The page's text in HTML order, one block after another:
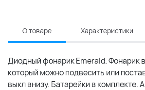
О товаре Характеристики
Диодный фонарик Emerald. Фонарик
который можно подвесить или
выкл внизу. Батарейки в комплекте.